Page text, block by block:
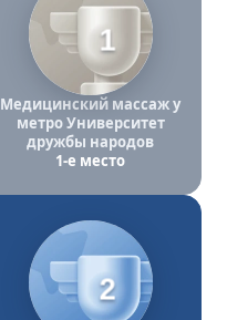
1
Медицинский массаж у
метро Университет
дружбы народов
1-е место
2